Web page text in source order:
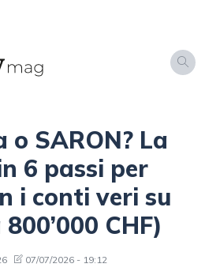
o SARON? La
6 passi per
i conti veri su
CHF)
07/07/2026 - 19:12